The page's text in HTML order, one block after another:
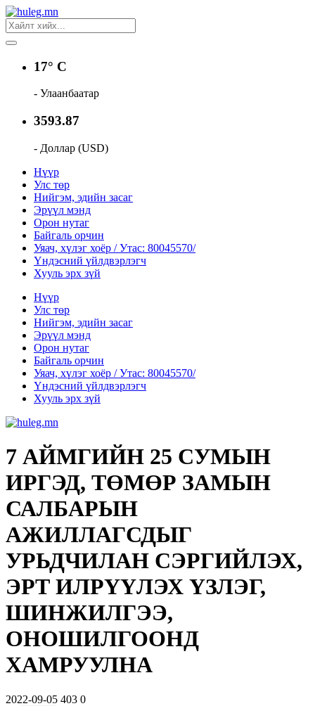
17° C
- Улаанбаатар
3593.87
- Доллар (USD)
Нүүр
Улс төр
Нийгэм, эдийн засаг
Эрүүл мэнд
Орон нутаг
Байгаль орчин
Уяач, хүлэг хоёр / Утас: 80045570/
Үндэсний үйлдвэрлэгч
Хууль эрх зүй
Нүүр
Улс төр
Нийгэм, эдийн засаг
Эрүүл мэнд
Орон нутаг
Байгаль орчин
Уяач, хүлэг хоёр / Утас: 80045570/
Үндэсний үйлдвэрлэгч
Хууль эрх зүй
7 АЙМГИЙН 25 СУМЫН
ИРГЭД, ТӨМӨР ЗАМЫН
САЛБАРЫН
АЖИЛЛАГСДЫГ
УРЬДЧИЛАН СЭРГИЙЛЭХ,
ЭРТ ИЛРҮҮЛЭХ ҮЗЛЭГ,
ШИНЖИЛГЭЭ,
ОНОШИЛГООНД
ХАМРУУЛНА
2022-09-05 403 0